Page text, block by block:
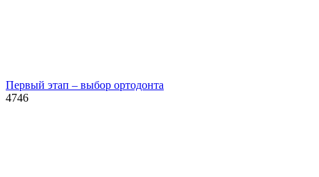
Первый этап – выбор ортодонта
4746